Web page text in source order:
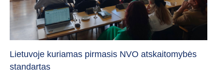
Lietuvoje kuriamas pirmasis NVO atskaitomybės
standartas